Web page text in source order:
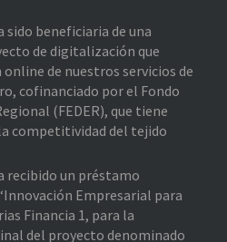
sido beneficiaria de una
de digitalización que
de nuestros servicios de
cofinanciado por el Fondo
(FEDER), que tiene
competitividad del tejido
recibido un préstamo
Empresarial para
Financia 1, para la
del proyecto denominado